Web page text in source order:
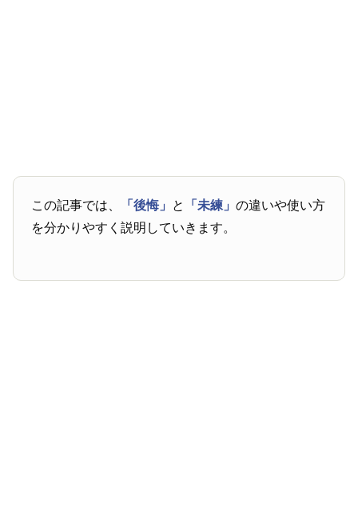
この記事では、 「後悔」 と 「未練」の違いや使い方
を分かりやすく説明していきます。